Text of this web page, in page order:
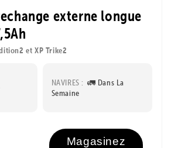
externe longue
et XP Trike2
NAVIRES : 🚛 Dans La
Semaine
Magasinez